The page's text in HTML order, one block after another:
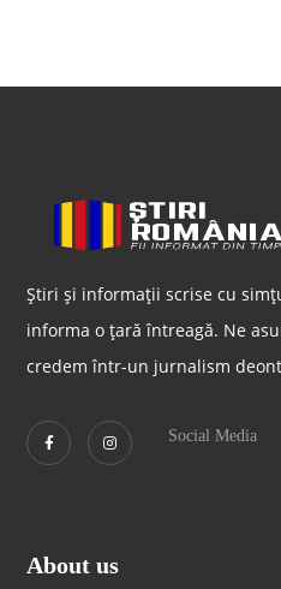
Știri și informații scrise cu
informa o țară întreagă. Ne
credem într-un jurnalism
Social Media
About us